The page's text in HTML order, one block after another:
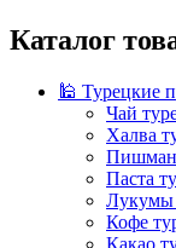
Каталог
🕌 Турецкие
Чай
Халва
Паста
Лукумы
Кофе
Какао